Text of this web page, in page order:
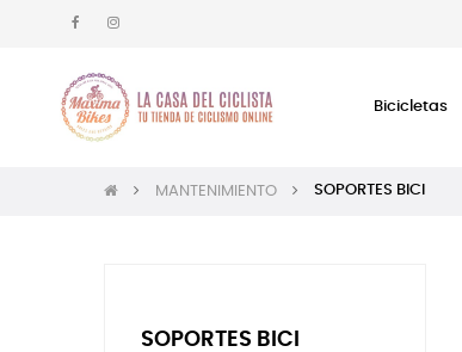
Bicicletas
MANTENIMIENTO SOPORTES BICI
SOPORTES BICI